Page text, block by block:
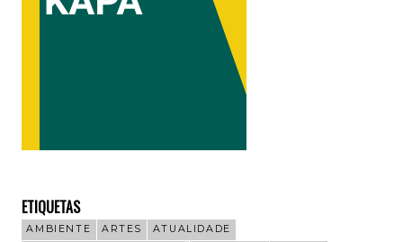
ETIQUETAS
AMBIENTE ARTES
ATUALIDADE